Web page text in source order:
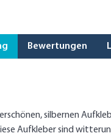
Bewertungen
silbernen
Aufkleber sind